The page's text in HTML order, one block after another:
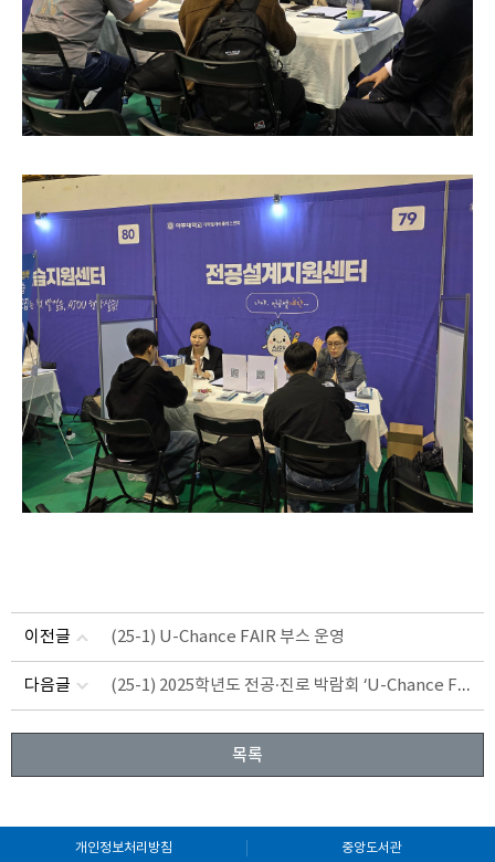
이전글 (25-1) U-Chance FAIR 부스 운영
다음글 (25-1) 2025학년도 전공·진로 박람회 ‘U-Chance FAIR’ 성료
목록
개인정보처리방침 중앙도서관